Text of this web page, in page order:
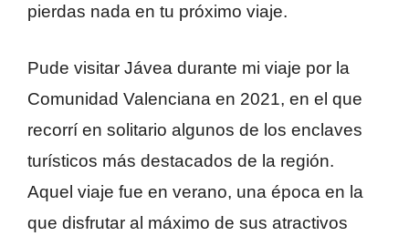
pierdas nada en tu próximo viaje.
Pude visitar Jávea durante mi viaje por la
Comunidad Valenciana en 2021, en el que
recorrí en solitario algunos de los enclaves
turísticos más destacados de la región.
Aquel viaje fue en verano, una época en la
que disfrutar al máximo de sus atractivos